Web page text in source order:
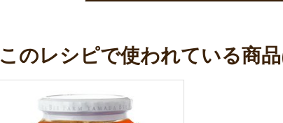
このレシピで使われている商